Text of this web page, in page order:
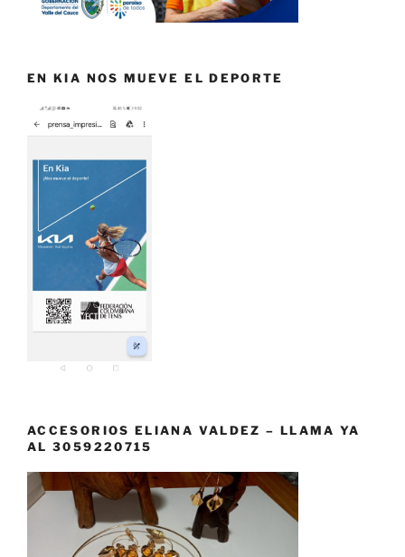
EN KIA NOS MUEVE EL DEPORTE
ACCESORIOS ELIANA VALDEZ – LLAMA YA
AL 3059220715